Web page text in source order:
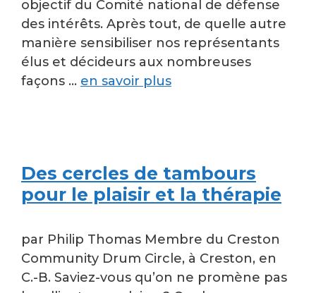
objectif du Comité national de défense
des intérêts. Après tout, de quelle autre
manière sensibiliser nos représentants
élus et décideurs aux nombreuses
façons … en savoir plus
Des cercles de tambours
pour le plaisir et la thérapie
par Philip Thomas Membre du Creston
Community Drum Circle, à Creston, en
C.-B. Saviez-vous qu’on ne promène pas